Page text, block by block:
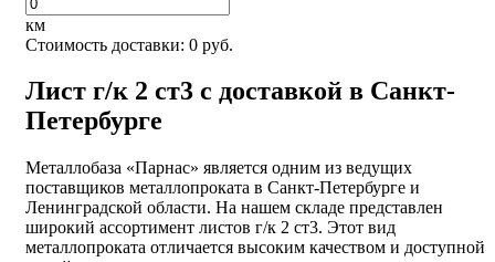
км
Стоимость доставки: 0 руб.
Лист г/к 2 ст3 с доставкой в Санкт-
Петербурге
Металлобаза «Парнас» является одним из ведущих
поставщиков металлопроката в Санкт-Петербурге и
Ленинградской области. На нашем складе представлен
широкий ассортимент листов г/к 2 ст3. Этот вид
металлопроката отличается высоким качеством и доступной